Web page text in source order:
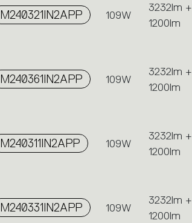
M240321IN2APP 109W
3232lm +
1200lm
M240361IN2APP 109W
3232lm +
1200lm
M240311IN2APP 109W
3232lm +
1200lm
M240331IN2APP 109W
3232lm +
1200lm